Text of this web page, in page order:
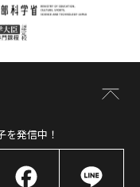
を発信中！